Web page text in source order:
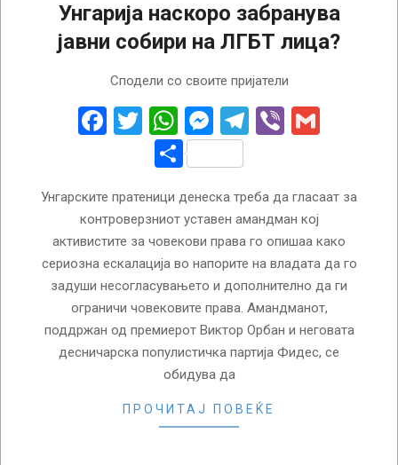
Унгарија наскоро забранува
јавни собири на ЛГБТ лица?
Сподели со своите пријатели
Facebook
TwitterWhatsApp
Messenger
Telegram
Viber
Share
Унгарските пратеници денеска треба да гласаат за
контроверзниот уставен амандман кој
активистите за човекови права го опишаа како
сериозна ескалација во напорите на владата да го
задуши несогласувањето и дополнително да ги
ограничи човековите права. Амандманот,
поддржан од премиерот Виктор Орбан и неговата
десничарска популистичка партија Фидес, се
обидува да
ПРОЧИТАЈ ПОВЕЌЕ